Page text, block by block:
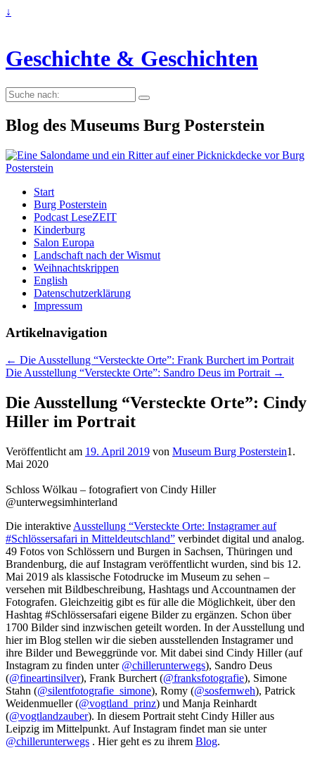
↓
Geschichte & Geschichten
Suche
nach:
Blog des Museums Burg Posterstein
Start
Burg Posterstein
Podcast LeseZEIT
Kinderburg
Salon Europa
Landschaft nach der Wismut
Weihnachtskrippen
English
Datenschutzerklärung
Impressum
Artikelnavigation
← Die Ausstellung “Versteckte Orte”: Frank Burchert im Portrait
Die Ausstellung “Versteckte Orte”: Sandro Deus im Portrait →
Die Ausstellung “Versteckte Orte”: Cindy
Hiller im Portrait
Veröffentlicht am 19. April 2019 von Museum Burg Posterstein1.
Mai 2020
Schloss Wölkau – fotografiert von Cindy Hiller
@unterwegsimhinterland
Die interaktive Ausstellung “Versteckte Orte: Instagramer auf
#Schlössersafari in Mitteldeutschland” verbindet digital und analog.
49 Fotos von Schlössern und Burgen in Sachsen, Thüringen und
Brandenburg, die auf Instagram veröffentlicht wurden, sind bis 12.
Mai 2019 als klassische Fotodrucke im Museum zu sehen –
versehen mit Bildbeschreibung, Hashtags und Accountnamen der
Fotografen. Gleichzeitig gibt es für alle die Möglichkeit, über den
Hashtag #Schlössersafari eigene Bilder zu ergänzen. Schon über
1700 Bilder sind inzwischen geteilt worden. In der Ausstellung und
hier im Blog stellen wir die sieben ausstellenden Instagramer und
ihre Bilder und Beweggründe vor. Mit dabei sind Cindy Hiller (auf
Instagram zu finden unter @chillerunterwegs), Sandro Deus
(@fineartinsilver), Frank Burchert (@franksfotografie), Simone
Stahn (@silentfotografie_simone), Romy (@sosfernweh), Patrick
Weidenmueller (@vogtland_prinz) und Manja Reinhardt
(@vogtlandzauber). In diesem Portrait steht Cindy Hiller aus
Leipzig im Mittelpunkt. Auf Instagram findet man sie unter
@chillerunterwegs . Hier geht es zu ihrem Blog.